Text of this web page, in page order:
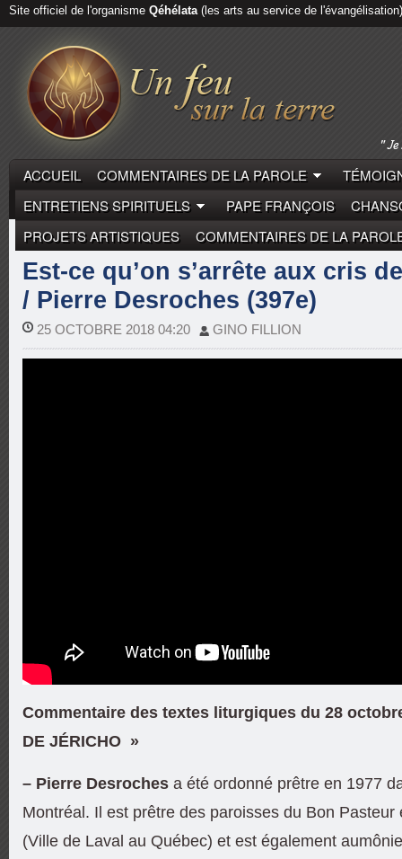
Site officiel de l'organisme Qéhélata(les arts au service de l'évangélisation)
ACCUEIL COMMENTAIRES DE LA PAROLE
ENTRETIENS SPIRITUELS
PAPE FRANÇOIS
PROJETS ARTISTIQUES
COMMENTAIRES DE LA
COMMENTAIRES DE LA PAROLE PIERRE
Est-ce qu’on s’arrête aux cris
/ Pierre Desroches (397e)
25 OCTOBRE 2018 04:20 GINO FILLION
Commentaire des textes liturgiques du 28
DE JÉRICHO »
– Pierre Desroches a été ordonné prêtre en 1977
Montréal. Il est prêtre des paroisses du Bon Pasteur
(Ville de Laval au Québec) et est également